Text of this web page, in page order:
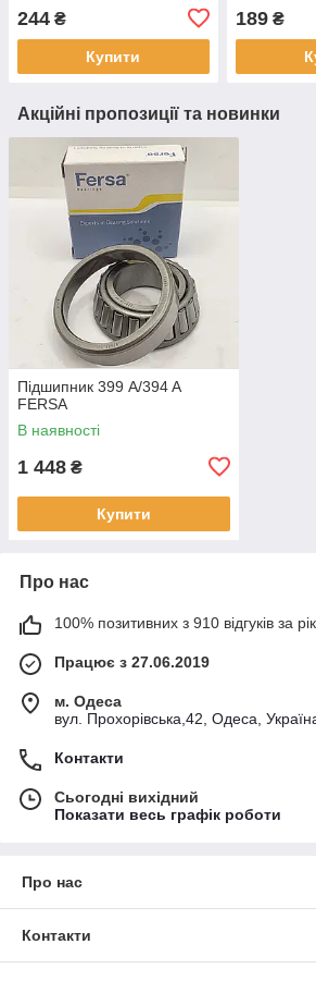
244 ₴
Купити
189₴
Акційні пропозиції та новинки
Підшипник 399 A/394 A
FERSA
В наявності
1 448 ₴
Купити
Про нас
100% позитивних з 910 відгуків за рік
Працює з 27.06.2019
м. Одеса
вул. Прохорівська,42, Одеса,
Контакти
Сьогодні вихідний
Показати весь графік роботи
Про нас
Контакти